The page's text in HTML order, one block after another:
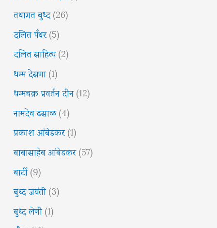
तथागत बुध्द(26)
दलित पँथर(5)
दलित साहित्य(2)
धम्म देसणा(1)
धम्मचक्र प्रवर्तन दीन(12)
नामदेव ढसाळ(4)
प्रकाश आंबेडकर(1)
बाबासाहेब आंबेडकर(57)
बार्टी(9)
बुध्द जयंती(3)
बुध्द लेणी(1)